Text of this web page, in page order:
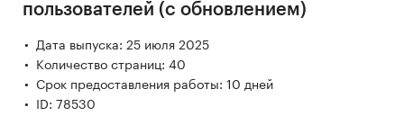
пользователей (с обновлением)
Дата выпуска: 25 июля 2025
Количество страниц: 40
Срок предоставления работы: 10 дней
ID: 78530